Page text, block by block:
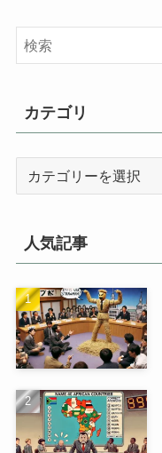
カテゴリ
人気記事